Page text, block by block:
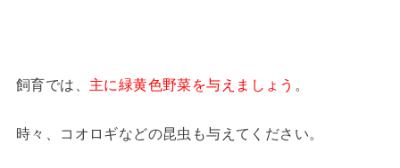
飼育では、 主に緑黄色野菜を与えましょう 。
時々、コオロギなどの昆虫も与えてください。